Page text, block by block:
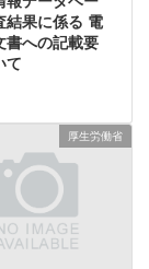
結果に係る 電
書への記載要
て
厚生労働省